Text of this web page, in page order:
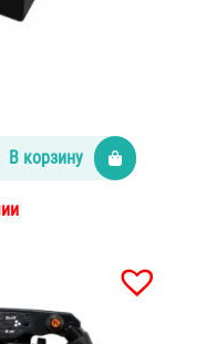
В корзину